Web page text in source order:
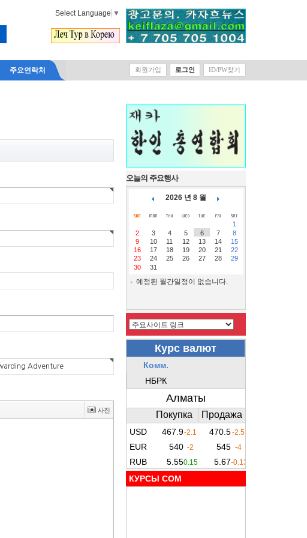
Select Language ▼
주요연락처 회원가입 로그인 ID/PW찾기
오늘의 주요행사
2026 년 8 월
1
2
3 4 5 6 7
8
9
10 11 12 13 14
15
16
17 18 19 20 21
22
23
24 25 26 27 28
29
30
31
예정된 월간일정이 없습니다.
КУРСЫ COM